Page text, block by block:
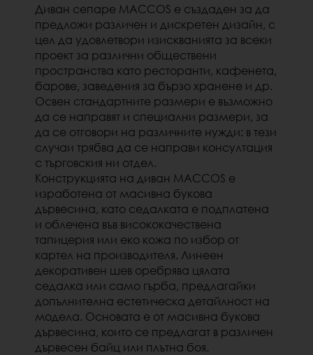
Диван сепаре MACCOS е създаден за да
предложи различен и дискретен дизайн, с
цел да удовлетвори изискванията за всеки
проект за различни обществени
пространства като ресторанти, кафенета,
барове, заведения за бързо хранене и др.
Освен стандартните размери е възможно
да се направят и специални размери, за
да се отговори на различните нужди: в тези
случаи трябва да се направи консултация
с търговския ни отдел.
Конструкцията на диван MACCOS е
изработена от масивна букова
дървесина, като седалката е подплатена
и облечена във висококачествена
тапицерия или еко кожа по избор от
картел на производителя. Линеен
декоративен шев оребрява цялата
седалка или само гърба, предлагайки
допълнителна естетическа детайлност на
модела. Основата е от масивна букова
дървесина, които се предлагат в различен
дървесен байц или плътна боя.